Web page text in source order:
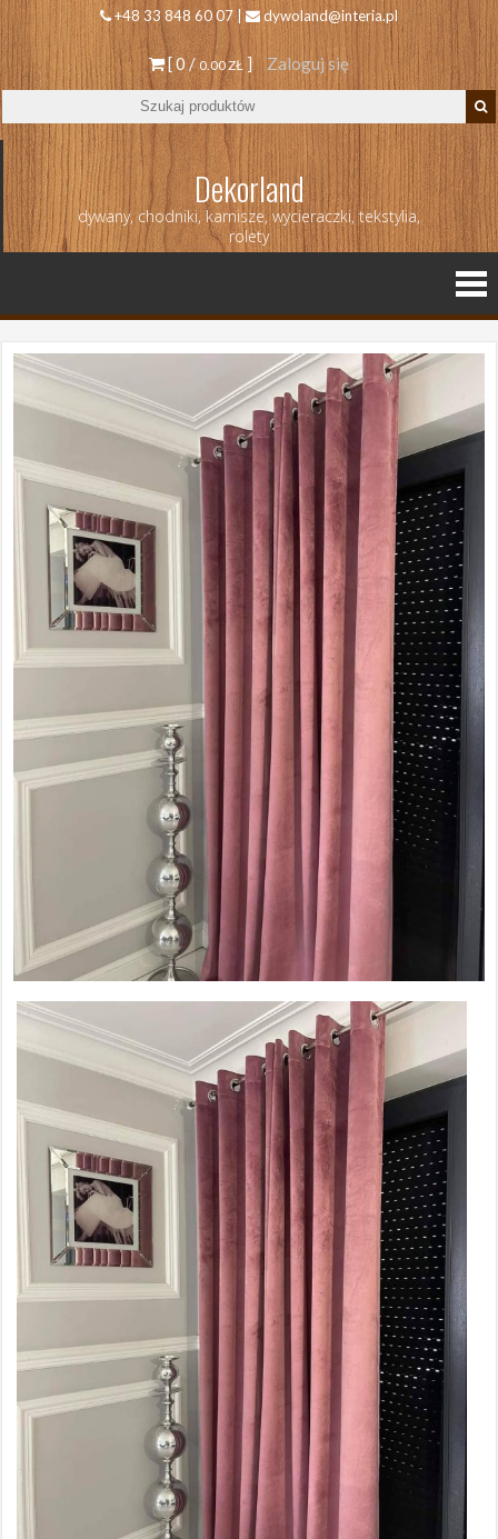
+48 33 848 60 07 | dywoland@interia.pl
[ 0 /0.00 ZŁ ] Zaloguj się
Dekorland
dywany, chodniki, karnisze, wycieraczki, tekstylia,
rolety